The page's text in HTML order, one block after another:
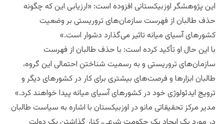
این پژوهشگر اوزبیکستانی افزوده است: «ارزیابی این که چگونه
حذف طالبان از فهرست سازمان‌های تروریستی بر وضعیت
کشورهای آسیای میانه تاثیر می‌گذارد دشوار است.»
با این حال او تأکید کرده است: با حذف طالبان از فهرست
سازمان‌های تروریستی و به رسمیت شناختن احتمالی این گروه،
طالبان ابزارها و فرصت‌های بیشتری برای کار در کشورهای دیگر و
ترویج ایدئولوژی خود در کشورهای آسیای میانه پیدا خواهند کرد.»
مدیر مرکز تحقیقاتی مانو در اوزبیکستان با اشاره به سیاست طالبان